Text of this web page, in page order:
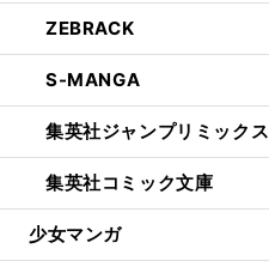
ZEBRACK
S-MANGA
集英社ジャンプリミックス
集英社コミック文庫
少女マンガ